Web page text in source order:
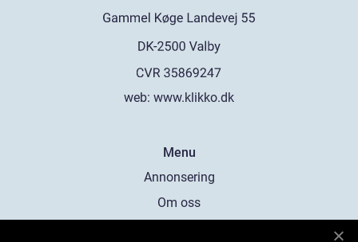
web: www.klikko.dk
Menu
Annonsering
Om oss